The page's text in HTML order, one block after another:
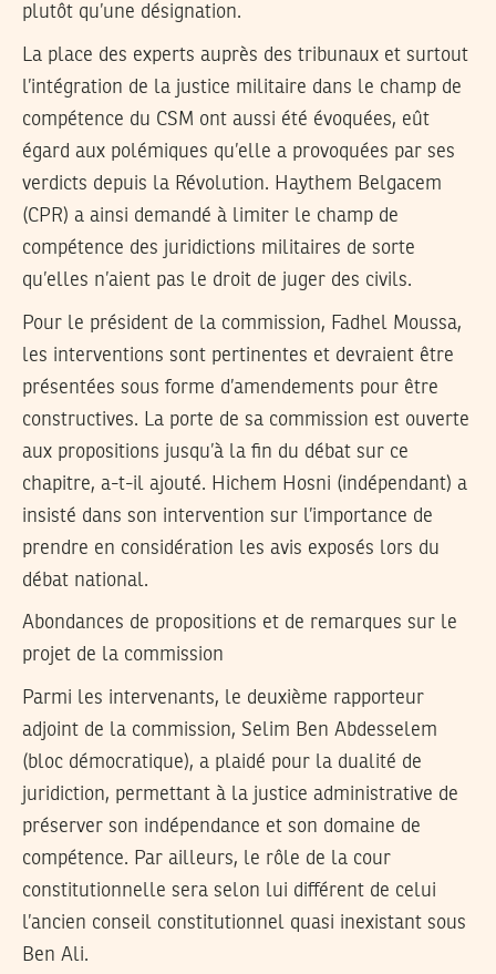
plutôt qu’une désignation.
La place des experts auprès des tribunaux et surtout
l’intégration de la justice militaire dans le champ de
compétence du CSM ont aussi été évoquées, eût
égard aux polémiques qu’elle a provoquées par ses
verdicts depuis la Révolution. Haythem Belgacem
(CPR) a ainsi demandé à limiter le champ de
compétence des juridictions militaires de sorte
qu’elles n’aient pas le droit de juger des civils.
Pour le président de la commission, Fadhel Moussa,
les interventions sont pertinentes et devraient être
présentées sous forme d’amendements pour être
constructives. La porte de sa commission est ouverte
aux propositions jusqu’à la fin du débat sur ce
chapitre, a-t-il ajouté. Hichem Hosni (indépendant) a
insisté dans son intervention sur l’importance de
prendre en considération les avis exposés lors du
débat national.
Abondances de propositions et de remarques sur le
projet de la commission
Parmi les intervenants, le deuxième rapporteur
adjoint de la commission, Selim Ben Abdesselem
(bloc démocratique), a plaidé pour la dualité de
juridiction, permettant à la justice administrative de
préserver son indépendance et son domaine de
compétence. Par ailleurs, le rôle de la cour
constitutionnelle sera selon lui différent de celui
l’ancien conseil constitutionnel quasi inexistant sous
Ben Ali.